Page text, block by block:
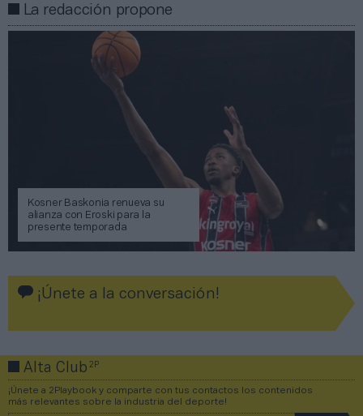
La redacción propone
Kosner Baskonia renueva su
alianza con Eroski para la
presente temporada
¡Únete a la conversación!
Alta Club2P
¡Únete a 2Playbook y comparte con tus contactos los contenidos
más relevantes sobre la industria del deporte!